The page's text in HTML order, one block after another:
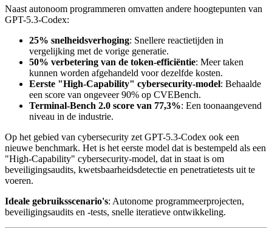
Naast autonoom programmeren omvatten andere hoogtepunten van
GPT-5.3-Codex:
25% snelheidsverhoging: Snellere reactietijden in
vergelijking met de vorige generatie.
50% verbetering van de token-efficiëntie: Meer taken
kunnen worden afgehandeld voor dezelfde kosten.
Eerste "High-Capability" cybersecurity-model: Behaalde
een score van ongeveer 90% op CVEBench.
Terminal-Bench 2.0 score van 77,3%: Een toonaangevend
niveau in de industrie.
Op het gebied van cybersecurity zet GPT-5.3-Codex ook een
nieuwe benchmark. Het is het eerste model dat is bestempeld als een
"High-Capability" cybersecurity-model, dat in staat is om
beveiligingsaudits, kwetsbaarheidsdetectie en penetratietests uit te
voeren.
Ideale gebruiksscenario's: Autonome programmeerprojecten,
beveiligingsaudits en -tests, snelle iteratieve ontwikkeling.